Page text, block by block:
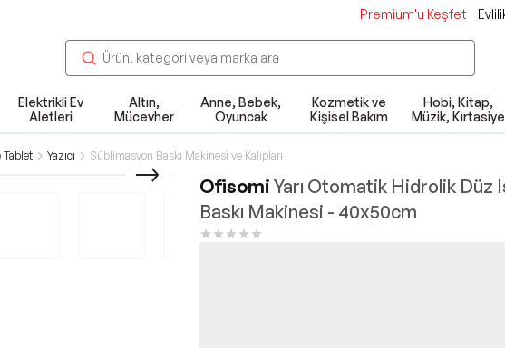
Premium'u Keşfet
Elektrikli Ev
Aletleri
Altın,
Mücevher
Anne, Bebek,
Oyuncak
Kozmetik ve
Kişisel Bakım
Hobi, Kitap,
Müzik, Kırtasiye
Tablet Yazıcı Süblimasyon Baskı Makinesi ve Kalıpları
Ofisomi Yarı Otomatik Hidrolik Düz
Baskı Makinesi - 40x50cm